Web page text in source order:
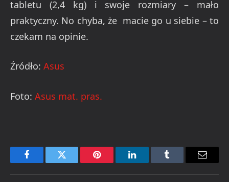
tabletu (2,4 kg) i swoje rozmiary – mało
praktyczny. No chyba, że macie go u siebie – to
czekam na opinie.
Źródło: Asus
Foto: Asus mat. pras.
FacebookTwitter Pinterest LinkedInTumblr Email